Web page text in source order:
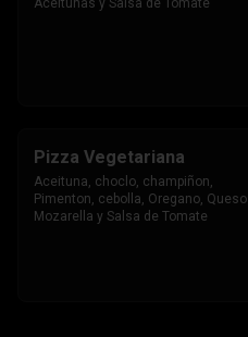
Aceitunas y Salsa de Tomate
Pizza Vegetariana
Aceituna, choclo, champiñon,
Pimenton, cebolla, Oregano, Queso
Mozarella y Salsa de Tomate